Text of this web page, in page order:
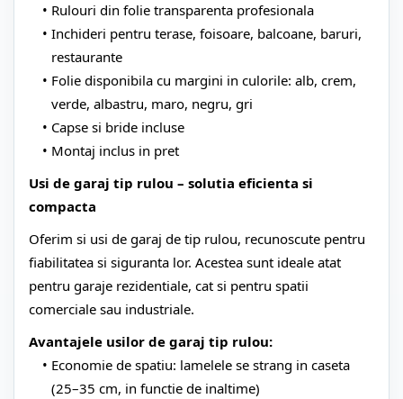
Rulouri din folie transparenta profesionala
Inchideri pentru terase, foisoare, balcoane, baruri,
restaurante
Folie disponibila cu margini in culorile: alb, crem,
verde, albastru, maro, negru, gri
Capse si bride incluse
Montaj inclus in pret
Usi de garaj tip rulou – solutia eficienta si
compacta
Oferim si usi de garaj de tip rulou, recunoscute pentru
fiabilitatea si siguranta lor. Acestea sunt ideale atat
pentru garaje rezidentiale, cat si pentru spatii
comerciale sau industriale.
Avantajele usilor de garaj tip rulou:
Economie de spatiu: lamelele se strang in caseta
(25–35 cm, in functie de inaltime)